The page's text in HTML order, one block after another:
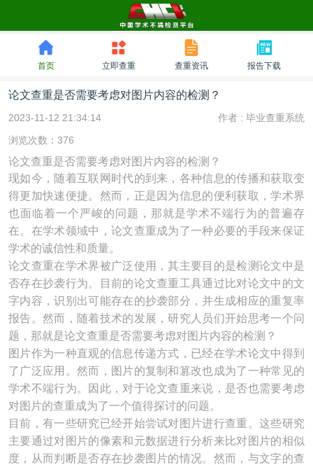
首页 立即查重 查重资讯 报告下载
论文查重是否需要考虑对图片内容的检测？
2023-11-12 21:34:14 作者 : 毕业查重系统
浏览次数：376
论文查重是否需要考虑对图片内容的检测？
现如今，随着互联网时代的到来，各种信息的传播和获取变
得更加快速便捷。然而，正是因为信息的便利获取，学术界
也面临着一个严峻的问题，那就是学术不端行为的普遍存
在。在学术领域中，论文查重成为了一种必要的手段来保证
学术的诚信性和质量。
论文查重在学术界被广泛使用，其主要目的是检测论文中是
否存在抄袭行为。目前的论文查重工具通过比对论文中的文
字内容，识别出可能存在的抄袭部分，并生成相应的重复率
报告。然而，随着技术的发展，研究人员们开始思考一个问
题，那就是论文查重是否需要考虑对图片内容的检测？
图片作为一种直观的信息传递方式，已经在学术论文中得到
了广泛应用。然而，图片的复制和篡改也成为了一种常见的
学术不端行为。因此，对于论文查重来说，是否也需要考虑
对图片的查重成为了一个值得探讨的问题。
目前，有一些研究已经开始尝试对图片进行查重。这些研究
主要通过对图片的像素和元数据进行分析来比对图片的相似
度，从而判断是否存在抄袭图片的情况。然而，与文字的查